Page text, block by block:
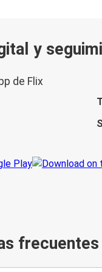
y
de Flix
frecuentes